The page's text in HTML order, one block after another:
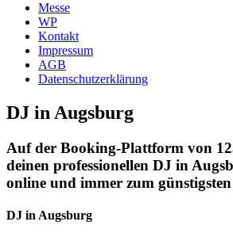
Messe
WP
Kontakt
Impressum
AGB
Datenschutzerklärung
DJ in Augsburg
Auf der Booking-Plattform von
deinen professionellen DJ in
online und immer zum
DJ in Augsburg